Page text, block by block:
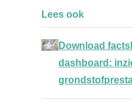
Lees ook
Download
dashboard: